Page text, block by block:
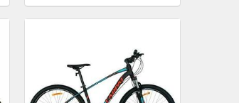
pedale, roti mari, Alb